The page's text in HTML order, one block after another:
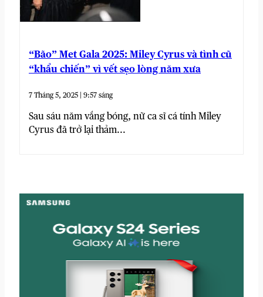
“Bão” Met Gala 2025: Miley Cyrus và tình cũ
“khẩu chiến” vì vết sẹo lòng năm xưa
7 Tháng 5, 2025 | 9:57 sáng
Sau sáu năm vắng bóng, nữ ca sĩ cá tính Miley
Cyrus đã trở lại thảm...